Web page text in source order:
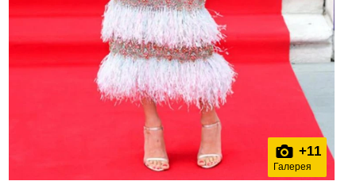
+11
Галерея